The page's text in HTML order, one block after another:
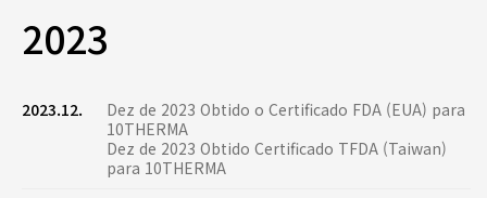
2023
2023.12.
Dez de 2023 Obtido o Certificado FDA (EUA) para
10THERMA
Dez de 2023 Obtido Certificado TFDA (Taiwan)
para 10THERMA